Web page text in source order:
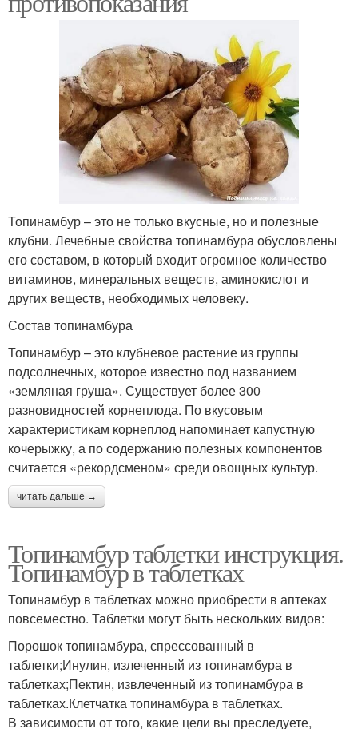
Топинамбур – это не только вкусные, но и полезные
клубни. Лечебные свойства топинамбура обусловлены
его составом, в который входит огромное количество
витаминов, минеральных веществ, аминокислот и
других веществ, необходимых человеку.
Состав топинамбура
Топинамбур – это клубневое растение из группы
подсолнечных, которое известно под названием
«земляная груша». Существует более 300
разновидностей корнеплода. По вкусовым
характеристикам корнеплод напоминает капустную
кочерыжку, а по содержанию полезных компонентов
считается «рекордсменом» среди овощных культур.
читать дальше →
Топинамбур таблетки инструкция.
Топинамбур в таблетках
Топинамбур в таблетках можно приобрести в аптеках
повсеместно. Таблетки могут быть нескольких видов:
Порошок топинамбура, спрессованный в
таблетки;Инулин, излеченный из топинамбура в
таблетках;Пектин, извлеченный из топинамбура в
таблетках.Клетчатка топинамбура в таблетках.
В зависимости от того, какие цели вы преследуете,